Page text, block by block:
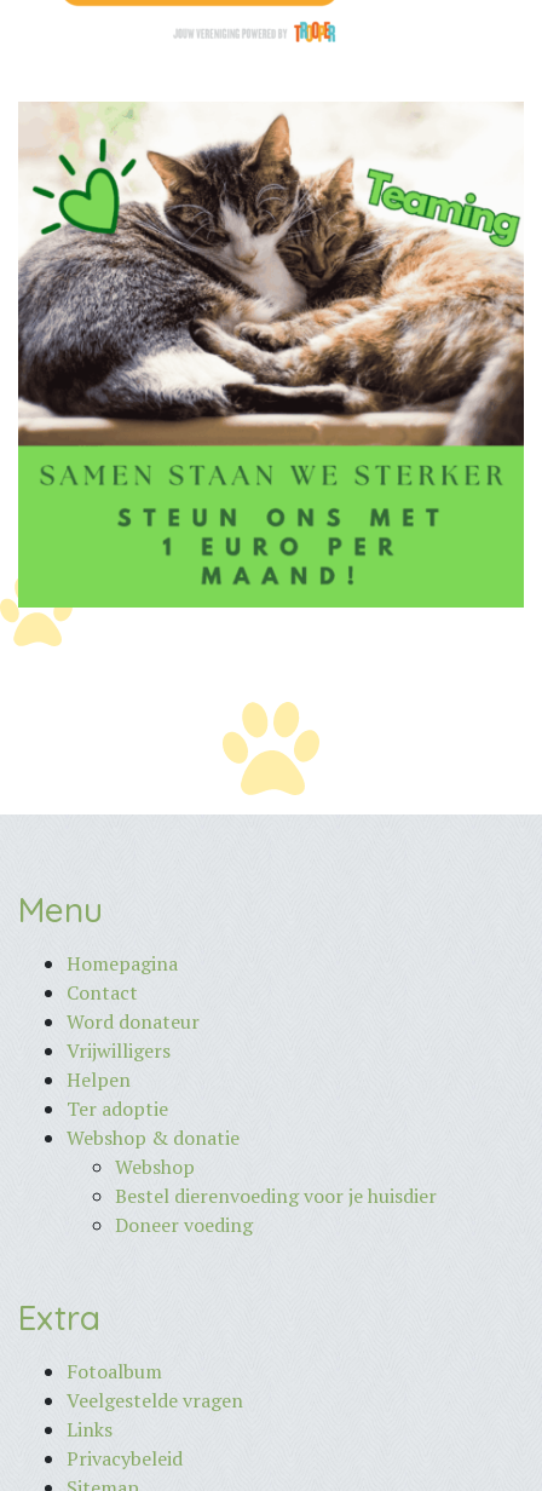
Menu
Homepagina
Contact
Word donateur
Vrijwilligers
Helpen
Ter adoptie
Webshop & donatie
Webshop
Bestel dierenvoeding voor je huisdier
Doneer voeding
Extra
Fotoalbum
Veelgestelde vragen
Links
Privacybeleid